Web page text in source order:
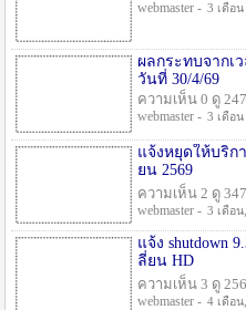
webmaster - 3 เดือน
ผลกระทบจากเ
วันที่ 30/4/69
ความเห็น 0 ดู 247
webmaster - 3 เดือน
แจ้งหยุดให้บริก
ยน 2569
ความเห็น 2 ดู 347
webmaster - 3 เดือน
แจ้ง shutdown
ลี่ยน HD
ความเห็น 3 ดู 256
webmaster - 4 เดือน